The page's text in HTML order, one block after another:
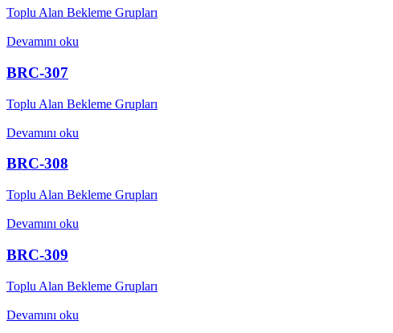
Toplu Alan Bekleme Grupları
Devamını oku
BRC-307
Toplu Alan Bekleme Grupları
Devamını oku
BRC-308
Toplu Alan Bekleme Grupları
Devamını oku
BRC-309
Toplu Alan Bekleme Grupları
Devamını oku